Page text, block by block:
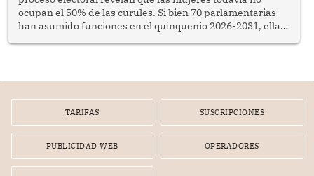
ocupan el 50% de las curules. Si bien 70 parlamentarias
han asumido funciones en el quinquenio 2026-2031, ellas
TARIFAS SUSCRIPCIONES
PUBLICIDAD WEB OPERADORES